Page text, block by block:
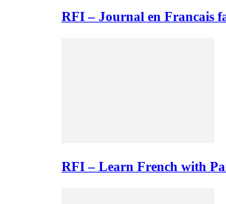
RFI – Journal en Francais
RFI – Learn French with